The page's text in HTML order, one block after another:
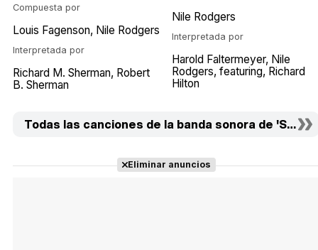
Compuesta por
Louis Fagenson Nile Rodgers
Interpretada por
Richard M. Sherman Robert
B. Sherman
Nile Rodgers
Interpretada por
Harold Faltermeyer Nile
Rodgers featuring Richard
Hilton
Todas las canciones de la banda sonora de
Eliminar anuncios